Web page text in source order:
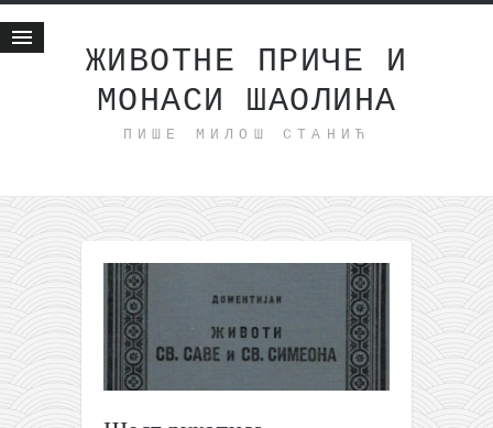
ЖИВОТНЕ ПРИЧЕ И
МОНАСИ ШАОЛИНА
ПИШЕ МИЛОШ СТАНИЋ
Животне приче
интернет пословање
исхраном до здравља
мој хаику
моменти и места
бонус садржај
светлопис